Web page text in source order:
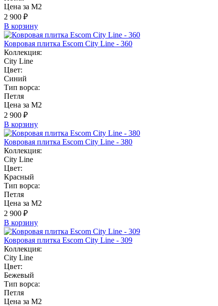
Цена за М2
2 900 ₽
В корзину
Ковровая плитка Escom City Line - 360
Коллекция:
City Line
Цвет:
Синий
Тип ворса:
Петля
Цена за М2
2 900 ₽
В корзину
Ковровая плитка Escom City Line - 380
Коллекция:
City Line
Цвет:
Красный
Тип ворса:
Петля
Цена за М2
2 900 ₽
В корзину
Ковровая плитка Escom City Line - 309
Коллекция:
City Line
Цвет:
Бежевый
Тип ворса:
Петля
Цена за М2